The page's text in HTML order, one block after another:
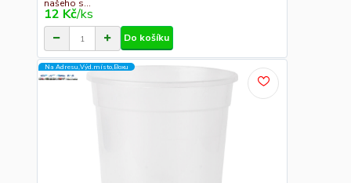
našeho s...
12 Kč/ks
Do košíku
Na Adresu,Výd.místo,Boxu